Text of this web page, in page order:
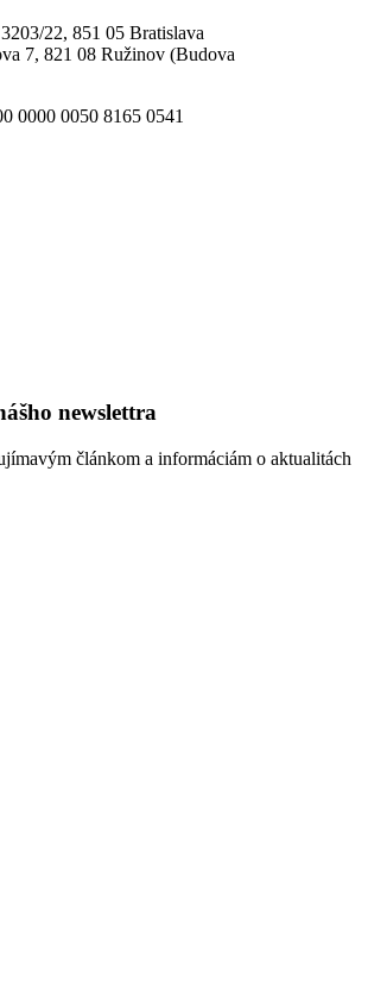
22, 851 05 Bratislava
7, 821 08 Ružinov (Budova
0000 0050 8165 0541
newslettra
článkom a informáciám o aktualitách